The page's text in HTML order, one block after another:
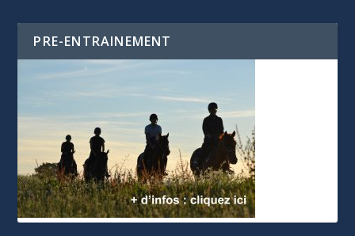
PRE-ENTRAINEMENT